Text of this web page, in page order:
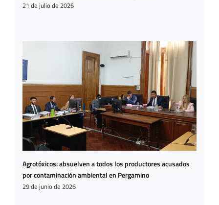
21 de julio de 2026
Agrotóxicos: absuelven a todos los productores acusados
por contaminación ambiental en Pergamino
29 de junio de 2026